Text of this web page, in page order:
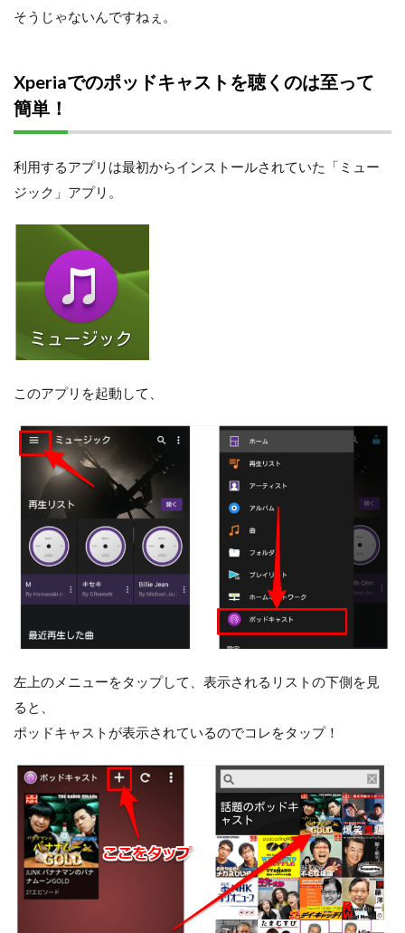
そうじゃないんですねぇ。
Xperiaでのポッドキャストを聴くのは至って
簡単！
利用するアプリは最初からインストールされていた「ミュー
ジック」アプリ。
このアプリを起動して、
左上のメニューをタップして、表示されるリストの下側を見
ると、
ポッドキャストが表示されているのでコレをタップ！